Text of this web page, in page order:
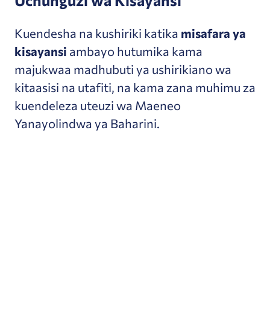
Kuendesha na kushiriki katika misafara ya
kisayansi ambayo hutumika kama
majukwaa madhubuti ya ushirikiano wa
kitaasisi na utafiti, na kama zana muhimu za
kuendeleza uteuzi wa Maeneo
Yanayolindwa ya Baharini.